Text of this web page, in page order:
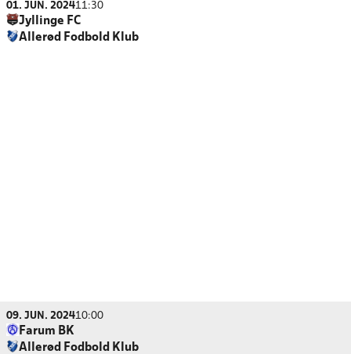
01. JUN. 202411:30
Jyllinge FC
Allerød Fodbold Klub
09. JUN. 202410:00
Farum BK
Allerød Fodbold Klub